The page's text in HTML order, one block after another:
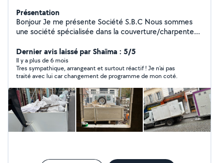
Présentation
Bonjour Je me présente Société S.B.C Nous sommes
une société spécialisée dans la couverture/charpente
9ans d'expérience Nous faisons aussi l'évacuation de
tout type de déchets et de gravats et (démolition)
Nous sommes disponibles pour toutes vos demandes.
Merci beaucoup
Dernier avis laissé par Shaïma : 5/5
Il y a plus de 6 mois
Tres sympathique, arrangeant et surtout réactif ! Je n’ai pas
traité avec lui car changement de programme de mon coté.